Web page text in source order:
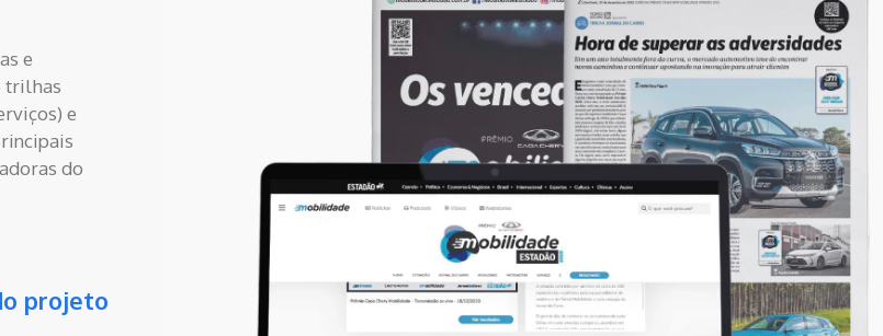
e
trilhas
e
do
projeto